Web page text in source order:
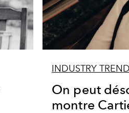
INDUSTRY
On peut
montre